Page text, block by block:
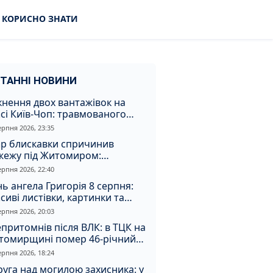
КОРИСНО ЗНАТИ
НОВИНИ
двох вантажівок на
Київ-Чоп: травмованого
забрали до лікарні
2026, 23:35
блискавки спричинив
під Житомиром:
витягли з вогню
2026, 22:40
ангела Григорія 8 серпня:
листівки, картинки та
привітання
2026, 20:03
після ВЛК: в ТЦК на
помер 46-річний
2026, 18:24
над могилою захисника: у